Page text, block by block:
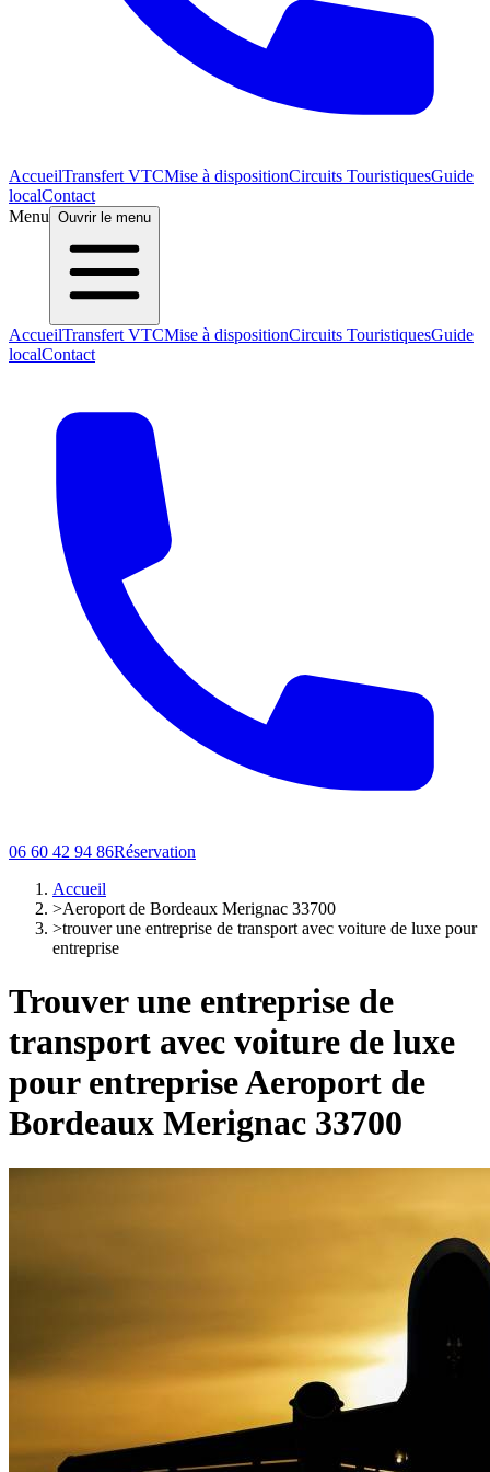
AccueilTransfert VTCMise à dispositionCircuits TouristiquesGuide
localContact
Menu Ouvrir le menu
AccueilTransfert VTCMise à dispositionCircuits TouristiquesGuide
localContact
06 60 42 94 86Réservation
Accueil
>Aeroport de Bordeaux Merignac 33700
>trouver une entreprise de transport avec voiture de luxe pour
entreprise
Trouver une entreprise de
transport avec voiture de luxe
pour entreprise Aeroport de
Bordeaux Merignac 33700